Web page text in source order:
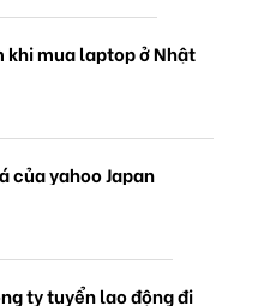
khi mua laptop ở Nhật
của yahoo Japan
ty tuyển lao động đi